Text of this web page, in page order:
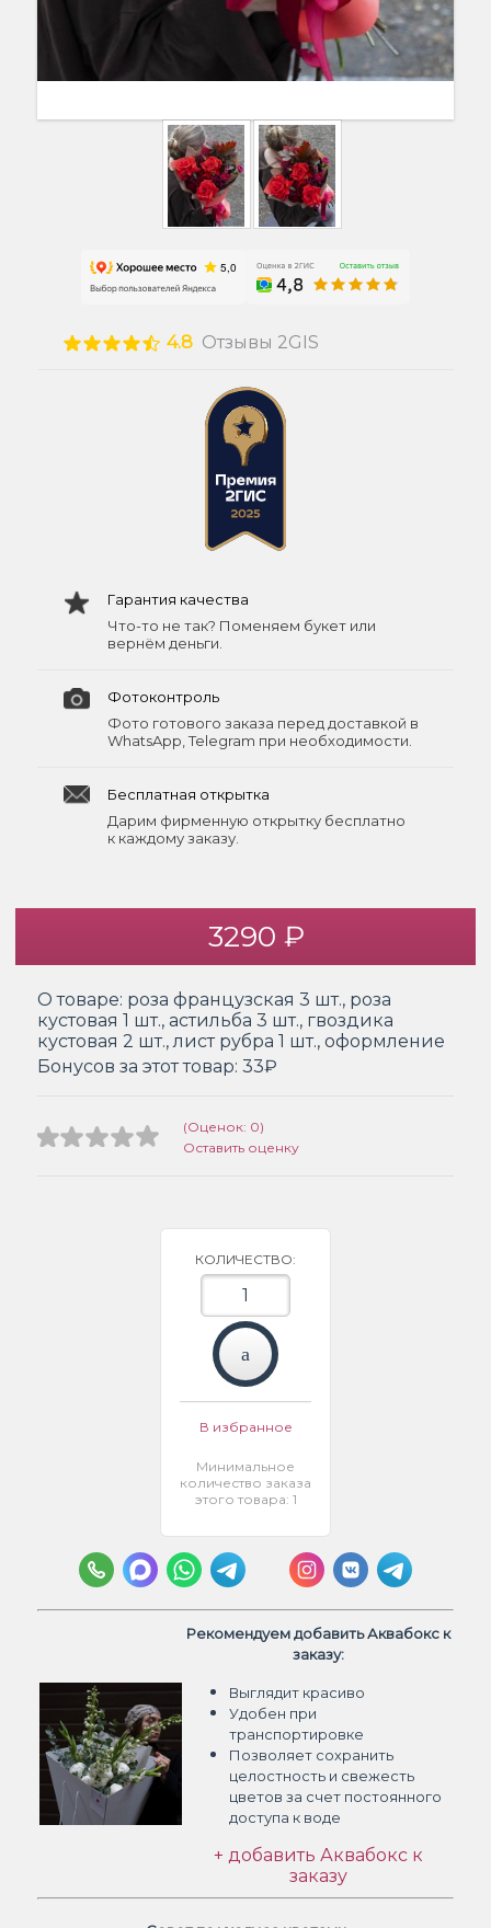
4.8 Отзывы 2GIS
Гарантия качества
Что-то не так? Поменяем букет или
вернём деньги.
Фотоконтроль
Фото готового заказа перед доставкой в
WhatsApp, Telegram при необходимости.
Бесплатная открытка
Дарим фирменную открытку бесплатно
к каждому заказу.
3290 ₽
О товаре: роза французская 3 шт., роза
кустовая 1 шт., астильба 3 шт., гвоздика
кустовая 2 шт., лист рубра 1 шт., оформление
Бонусов за этот товар: 33₽
(Оценок: 0)
Оставить оценку
КОЛИЧЕСТВО:
В избранное
Минимальное
количество заказа
этого товара: 1
Рекомендуем добавить Аквабокс к
заказу:
Выглядит красиво
Удобен при
транспортировке
Позволяет сохранить
целостность и свежесть
цветов за счет постоянного
доступа к воде
+ добавить Аквабокс к
заказу